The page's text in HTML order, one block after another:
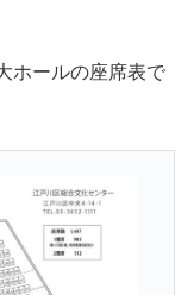
ホールの座席表で